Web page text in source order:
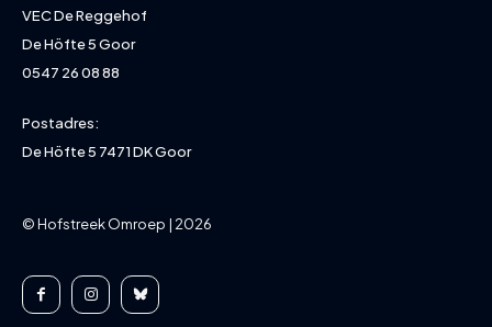
VEC De Reggehof
De Höfte 5 Goor
0547 26 08 88
Postadres:
De Höfte 5 7471 DK Goor
© Hofstreek Omroep | 2026